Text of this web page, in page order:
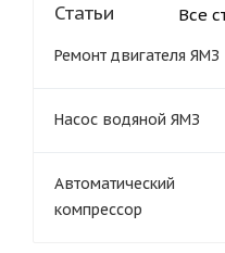
Статьи Все
Ремонт двигателя ЯМЗ
Насос водяной ЯМЗ
Автоматический
компрессор